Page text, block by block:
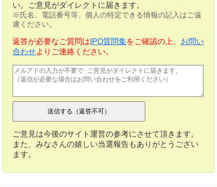
い。ご意見がダイレクトに届きます。
※氏名、電話番号等、個人の特定できる情報の記入はご遠
慮ください。
返答が必要なご質問は IPO質問集をご確認の上、 お問い
合わせよりご連絡ください。
ご意見は今後のサイト運営の参考にさせて頂きます。
また、みなさんの嬉しい当選報告もありがとうござい
ます。